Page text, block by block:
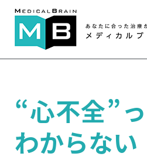
“心不全”
わからない